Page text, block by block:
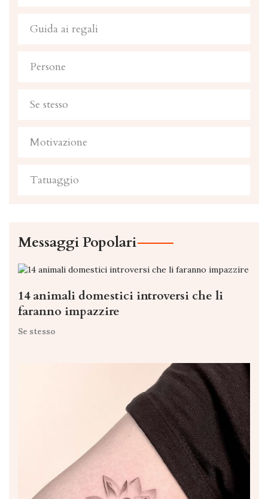
Guida ai regali
Persone
Se stesso
Motivazione
Tatuaggio
Messaggi Popolari
14 animali domestici introversi che li
faranno impazzire
Se stesso